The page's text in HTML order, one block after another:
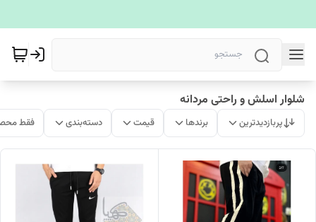
شلوار اسلش و راحتی مردانه
پربازدیدترین برندها قیمت دسته‌بندی فقط